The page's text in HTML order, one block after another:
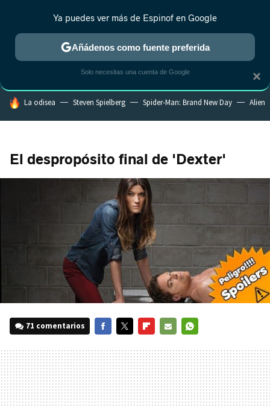
ESTRENOS REALITY ANIME RANKINGS CINE
HOY SE HABLA DE
La odisea Steven Spielberg Spider-Man: Brand New Day Alien
El despropósito final de 'Dexter'
71 comentarios
MAIL
×
Ya puedes ver más de Espinof en Google
Añádenos como fuente preferida
Solo necesitas una cuenta de Google